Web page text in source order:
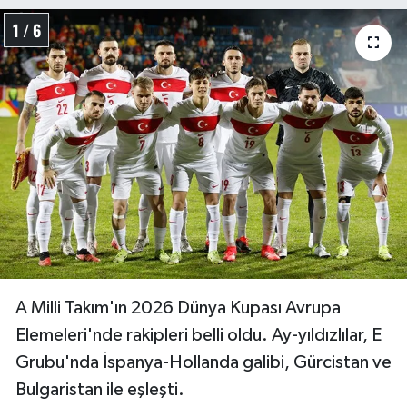
1 / 6
A Milli Takım'ın 2026 Dünya Kupası Avrupa
Elemeleri'nde rakipleri belli oldu. Ay-yıldızlılar, E
Grubu'nda İspanya-Hollanda galibi, Gürcistan ve
Bulgaristan ile eşleşti.
Türkiye Basketbol Ligi
Kadınlar Basketbol Ligi
Diğer Basketbol Ligleri
Formula 1
Atletizm
Hentbol
Bisiklet